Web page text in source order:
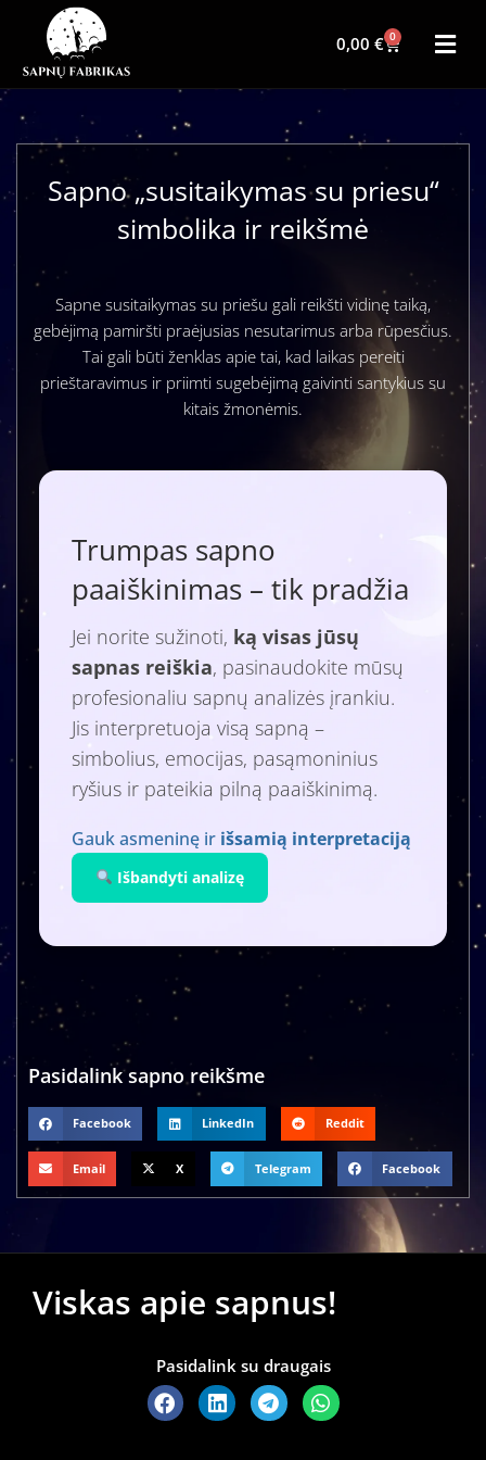
0,00 € 0
Sapno „susitaikymas su priesu“
simbolika ir reikšmė
Sapne susitaikymas su priešu gali reikšti vidinę taiką,
gebėjimą pamiršti praėjusias nesutarimus arba rūpesčius.
Tai gali būti ženklas apie tai, kad laikas pereiti
prieštaravimus ir priimti sugebėjimą gaivinti santykius su
kitais žmonėmis.
Trumpas sapno
paaiškinimas – tik pradžia
Jei norite sužinoti, ką visas jūsų
sapnas reiškia, pasinaudokite mūsų
profesionaliu sapnų analizės įrankiu.
Jis interpretuoja visą sapną –
simbolius, emocijas, pasąmoninius
ryšius ir pateikia pilną paaiškinimą.
Gauk asmeninę ir išsamią interpretaciją
Išbandyti analizę
Pasidalink sapno reikšme
Facebook LinkedIn Reddit
Email X Telegram Facebook
Viskas apie sapnus!
Pasidalink su draugais